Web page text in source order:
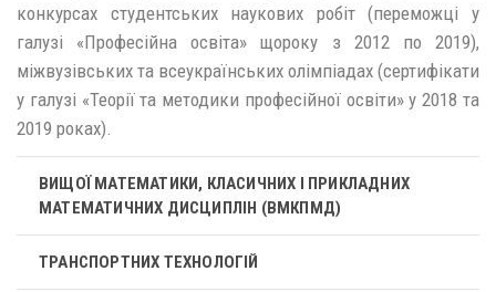
конкурсах студентських наукових робіт (переможці у
галузі «Професійна освіта» щороку з 2012 по 2019),
міжвузівських та всеукраїнських олімпіадах (сертифікати
у галузі «Теорії та методики професійної освіти» у 2018 та
2019 роках).
ВИЩОЇ МАТЕМАТИКИ, КЛАСИЧНИХ І ПРИКЛАДНИХ
МАТЕМАТИЧНИХ ДИСЦИПЛІН (ВМКПМД)
ТРАНСПОРТНИХ ТЕХНОЛОГІЙ